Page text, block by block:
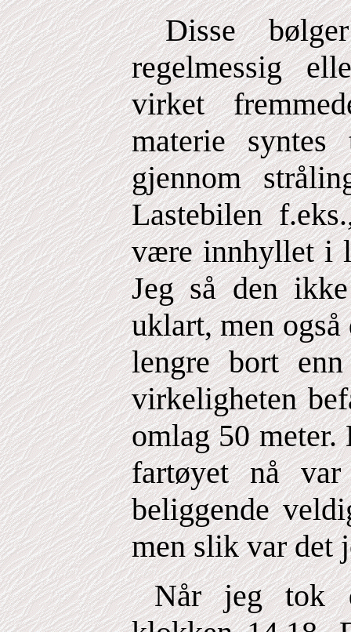
Disse
regelmessig
virket
materie
gjennom
Lastebilen
være innhyllet i
Jeg så den
uklart, men
lengre bort
virkeligheten
omlag 50 meter.
fartøyet nå
beliggende
men slik var det
Når jeg tok